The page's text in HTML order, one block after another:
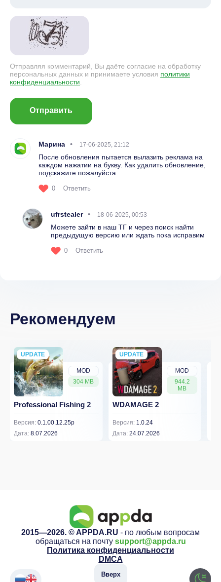
Отправляя комментарий, Вы даёте согласие на обработку
персональных данных и принимаете условия политики
конфиденциальности.
Отправить
Марина 17-06-2025, 21:12
После обновления пытается вылазить реклама на
каждом нажатии на букву. Как удалить обновление,
подскажите пожалуйста.
0 Ответить
ufrstealer 18-06-2025, 00:53
Можете зайти в наш ТГ и через поиск найти
предыдущую версию или ждать пока исправим
0 Ответить
Рекомендуем
MOD
304 MB
UPDATE
NEW
Professional Fishing 2
Версия: 0.1.00.12.25p
Дата: 8.07.2026
MOD
944.2
MB
UPDATE
NEW
WDAMAGE 2
Версия: 1.0.24
Дата: 24.07.2026
2015—2026. © APPDA.RU - по любым вопросам
обращаться на почту support@appda.ru
Политика конфиденциальности
DMCA
Вверх